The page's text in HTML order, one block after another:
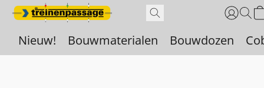
Nieuw! Bouwmaterialen Bouwdozen